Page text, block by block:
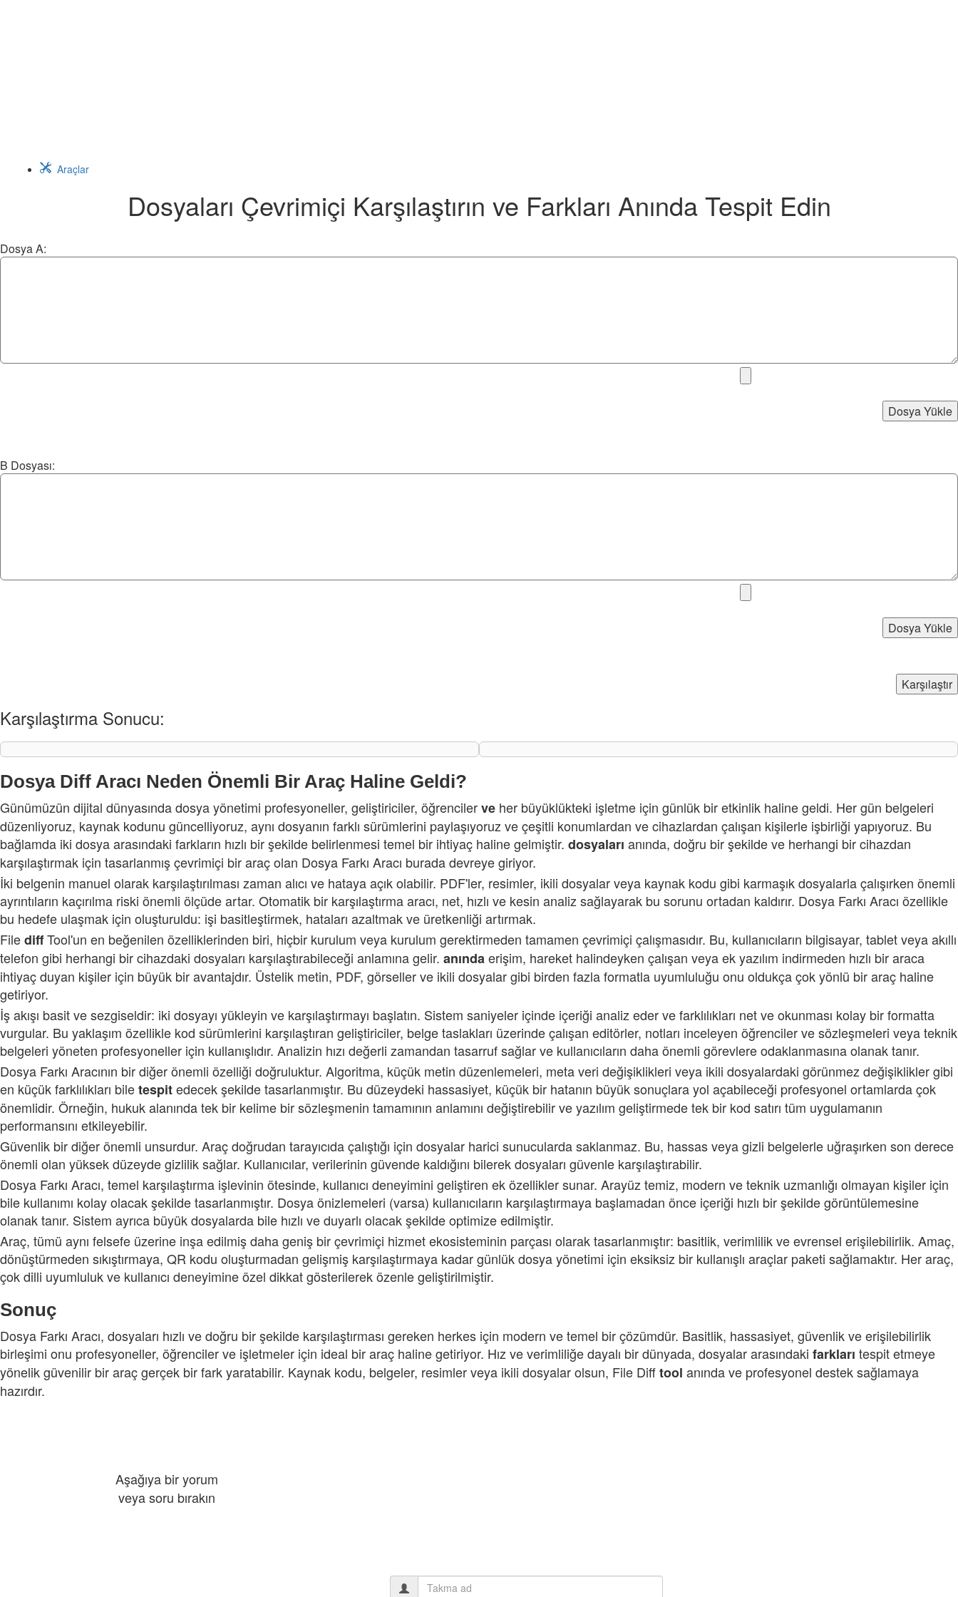
Araçlar
Dosyaları Çevrimiçi Karşılaştırın ve Farkları Anında Tespit Edin
Dosya A:
Dosya Yükle
B Dosyası:
Dosya Yükle
Karşılaştır
Karşılaştırma Sonucu:
Dosya Diff Aracı Neden Önemli Bir Araç Haline Geldi?
Günümüzün dijital dünyasında dosya yönetimi profesyoneller, geliştiriciler, öğrencilerve her büyüklükteki işletme için günlük bir etkinlik haline geldi. Her gün belgeleri
düzenliyoruz, kaynak kodunu güncelliyoruz, aynı dosyanın farklı sürümlerini paylaşıyoruz ve çeşitli konumlardan ve cihazlardan çalışan kişilerle işbirliği yapıyoruz. Bu
bağlamda iki dosya arasındaki farkların hızlı bir şekilde belirlenmesi temel bir ihtiyaç haline gelmiştir. dosyaları anında, doğru bir şekilde ve herhangi bir cihazdan
karşılaştırmak için tasarlanmış çevrimiçi bir araç olan Dosya Farkı Aracı burada devreye giriyor.
İki belgenin manuel olarak karşılaştırılması zaman alıcı ve hataya açık olabilir. PDF'ler, resimler, ikili dosyalar veya kaynak kodu gibi karmaşık dosyalarla çalışırken önemli
ayrıntıların kaçırılma riski önemli ölçüde artar. Otomatik bir karşılaştırma aracı, net, hızlı ve kesin analiz sağlayarak bu sorunu ortadan kaldırır. Dosya Farkı Aracı özellikle
bu hedefe ulaşmak için oluşturuldu: işi basitleştirmek, hataları azaltmak ve üretkenliği artırmak.
FilediffTool'un en beğenilen özelliklerinden biri, hiçbir kurulum veya kurulum gerektirmeden tamamen çevrimiçi çalışmasıdır. Bu, kullanıcıların bilgisayar, tablet veya akıllı
telefon gibi herhangi bir cihazdaki dosyaları karşılaştırabileceği anlamına gelir. anındaerişim, hareket halindeyken çalışan veya ek yazılım indirmeden hızlı bir araca
ihtiyaç duyan kişiler için büyük bir avantajdır. Üstelik metin, PDF, görseller ve ikili dosyalar gibi birden fazla formatla uyumluluğu onu oldukça çok yönlü bir araç haline
getiriyor.
İş akışı basit ve sezgiseldir: iki dosyayı yükleyin ve karşılaştırmayı başlatın. Sistem saniyeler içinde içeriği analiz eder ve farklılıkları net ve okunması kolay bir formatta
vurgular. Bu yaklaşım özellikle kod sürümlerini karşılaştıran geliştiriciler, belge taslakları üzerinde çalışan editörler, notları inceleyen öğrenciler ve sözleşmeleri veya teknik
belgeleri yöneten profesyoneller için kullanışlıdır. Analizin hızı değerli zamandan tasarruf sağlar ve kullanıcıların daha önemli görevlere odaklanmasına olanak tanır.
Dosya Farkı Aracının bir diğer önemli özelliği doğruluktur. Algoritma, küçük metin düzenlemeleri, meta veri değişiklikleri veya ikili dosyalardaki görünmez değişiklikler gibi
en küçük farklılıkları biletespitedecek şekilde tasarlanmıştır. Bu düzeydeki hassasiyet, küçük bir hatanın büyük sonuçlara yol açabileceği profesyonel ortamlarda çok
önemlidir. Örneğin, hukuk alanında tek bir kelime bir sözleşmenin tamamının anlamını değiştirebilir ve yazılım geliştirmede tek bir kod satırı tüm uygulamanın
performansını etkileyebilir.
Güvenlik bir diğer önemli unsurdur. Araç doğrudan tarayıcıda çalıştığı için dosyalar harici sunucularda saklanmaz. Bu, hassas veya gizli belgelerle uğraşırken son derece
önemli olan yüksek düzeyde gizlilik sağlar. Kullanıcılar, verilerinin güvende kaldığını bilerek dosyaları güvenle karşılaştırabilir.
Dosya Farkı Aracı, temel karşılaştırma işlevinin ötesinde, kullanıcı deneyimini geliştiren ek özellikler sunar. Arayüz temiz, modern ve teknik uzmanlığı olmayan kişiler için
bile kullanımı kolay olacak şekilde tasarlanmıştır. Dosya önizlemeleri (varsa) kullanıcıların karşılaştırmaya başlamadan önce içeriği hızlı bir şekilde görüntülemesine
olanak tanır. Sistem ayrıca büyük dosyalarda bile hızlı ve duyarlı olacak şekilde optimize edilmiştir.
Araç, tümü aynı felsefe üzerine inşa edilmiş daha geniş bir çevrimiçi hizmet ekosisteminin parçası olarak tasarlanmıştır: basitlik, verimlilik ve evrensel erişilebilirlik. Amaç,
dönüştürmeden sıkıştırmaya, QR kodu oluşturmadan gelişmiş karşılaştırmaya kadar günlük dosya yönetimi için eksiksiz bir kullanışlı araçlar paketi sağlamaktır. Her araç,
çok dilli uyumluluk ve kullanıcı deneyimine özel dikkat gösterilerek özenle geliştirilmiştir.
Sonuç
Dosya Farkı Aracı, dosyaları hızlı ve doğru bir şekilde karşılaştırması gereken herkes için modern ve temel bir çözümdür. Basitlik, hassasiyet, güvenlik ve erişilebilirlik
birleşimi onu profesyoneller, öğrenciler ve işletmeler için ideal bir araç haline getiriyor. Hız ve verimliliğe dayalı bir dünyada, dosyalar arasındaki farkları tespit etmeye
yönelik güvenilir bir araç gerçek bir fark yaratabilir. Kaynak kodu, belgeler, resimler veya ikili dosyalar olsun, File Difftool anında ve profesyonel destek sağlamaya
hazırdır.
Aşağıya bir yorum
veya soru bırakın